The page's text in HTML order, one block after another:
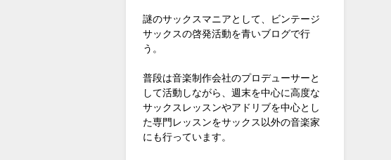
謎のサックスマニアとして、ビンテージ
サックスの啓発活動を青いブログで行
う。
普段は音楽制作会社のプロデューサーと
して活動しながら、週末を中心に高度な
サックスレッスンやアドリブを中心とし
た専門レッスンをサックス以外の音楽家
にも行っています。